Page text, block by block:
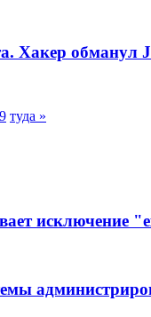
Хакер обманул
туда »
исключение